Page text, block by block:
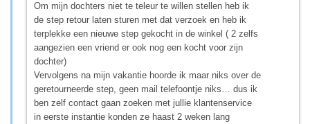
Om mijn dochters niet te teleur te willen stellen heb ik
de step retour laten sturen met dat verzoek en heb ik
terplekke een nieuwe step gekocht in de winkel ( 2 zelfs
aangezien een vriend er ook nog een kocht voor zijn
dochter)
Vervolgens na mijn vakantie hoorde ik maar niks over de
geretourneerde step, geen mail telefoontje niks… dus ik
ben zelf contact gaan zoeken met jullie klantenservice
in eerste instantie konden ze haast 2 weken lang